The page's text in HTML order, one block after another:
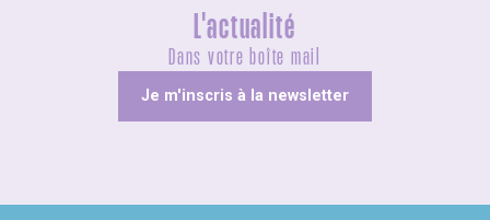
L'actualité
Dans votre boîte mail
Je m'inscris à la newsletter